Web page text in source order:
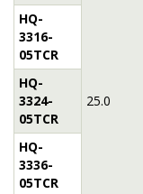
25.0
HQ-
3316-
05TCR
HQ-
3324-
05TCR
HQ-
3336-
05TCR